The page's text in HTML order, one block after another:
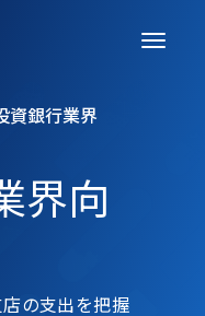
資銀行業界
界向
の支出を把握